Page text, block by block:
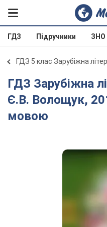
ГДЗ Підручники ЗНО
ГДЗ 5 клас Зарубіжна
ГДЗ Зарубіжна
Є.В. Волощук,
мовою